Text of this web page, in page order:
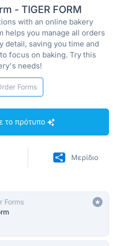
- TIGER FORM
with an online bakery
helps you manage all orders
detail, saving you time and
focus on baking. Try this
needs!
Forms
το πρότυπο
Μερίδιο
Forms